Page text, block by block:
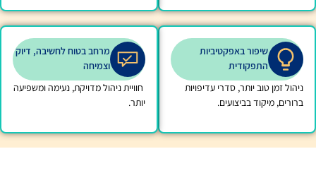
עדיפויות
מרחב בטוח לחשיבה, דיוק
וצמיחה
חוויית ניהול מדויקת, נעימה ומשפיעה
יותר.